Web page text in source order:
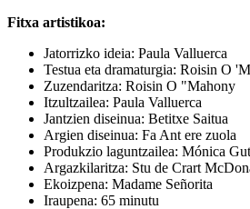
Fitxa artistikoa:
Jatorrizko ideia: Paula Valluerca
Testua eta dramaturgia: Roisin O
Zuzendaritza: Roisin O "Mahony
Itzultzailea: Paula Valluerca
Jantzien diseinua: Betitxe Saitua
Argien diseinua: Fa Ant ere zuola
Produkzio laguntzailea: Mónica
Argazkilaritza: Stu de Crart
Ekoizpena: Madame Señorita
Iraupena: 65 minutu